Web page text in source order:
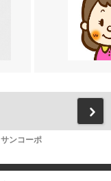
サンコーポ